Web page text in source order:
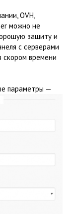
OVH,
можно не
защиту и
с серверами
скором времени
параметры —